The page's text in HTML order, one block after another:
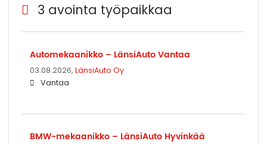
3 avointa työpaikkaa
Automekaanikko – LänsiAuto Vantaa
03.08.2026, LänsiAuto Oy
Vantaa
BMW-mekaanikko – LänsiAuto Hyvinkää